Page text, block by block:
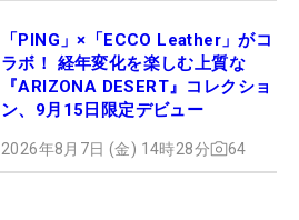
「PING」×「ECCO Leather」がコ
ラボ！ 経年変化を楽しむ上質な
『ARIZONA DESERT』コレクショ
ン、9月15日限定デビュー
2026年8月7日 (金) 14時28分 64